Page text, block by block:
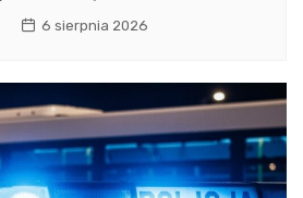
6 sierpnia 2026